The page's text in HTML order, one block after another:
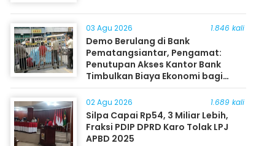
03 Agu 2026 1.846 kali
Demo Berulang di Bank
Pematangsiantar, Pengamat:
Penutupan Akses Kantor Bank
Timbulkan Biaya Ekonomi bagi
Masyarakat
02 Agu 2026 1.689 kali
Silpa Capai Rp54, 3 Miliar Lebih,
Fraksi PDIP DPRD Karo Tolak LPJ
APBD 2025